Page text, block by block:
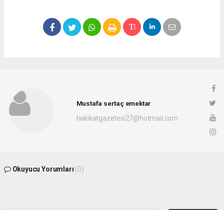
Mustafa sertaç emektar
hakikatgazetesi27@hotmail.com
Okuyucu Yorumları (0)